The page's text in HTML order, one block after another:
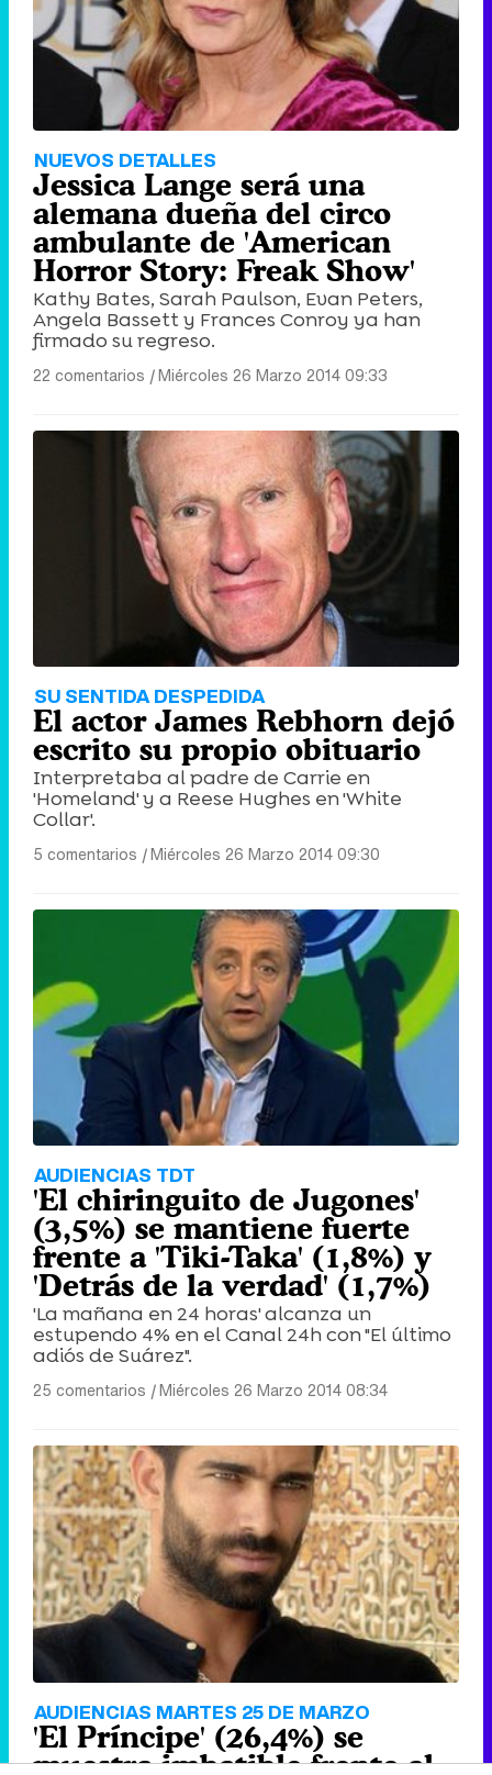
NUEVOS DETALLES
Jessica Lange será una
alemana dueña del circo
ambulante de 'American
Horror Story: Freak Show'
Kathy Bates, Sarah Paulson, Evan Peters,
Angela Bassett y Frances Conroy ya han
firmado su regreso.
22 comentarios |Miércoles 26 Marzo 2014 09:33
SU SENTIDA DESPEDIDA
El actor James Rebhorn dejó
escrito su propio obituario
Interpretaba al padre de Carrie en
'Homeland' y a Reese Hughes en 'White
Collar'.
5 comentarios |Miércoles 26 Marzo 2014 09:30
AUDIENCIAS TDT
'El chiringuito de Jugones'
(3,5%) se mantiene fuerte
frente a 'Tiki-Taka' (1,8%) y
'Detrás de la verdad' (1,7%)
'La mañana en 24 horas' alcanza un
estupendo 4% en el Canal 24h con "El último
adiós de Suárez".
25 comentarios |Miércoles 26 Marzo 2014 08:34
AUDIENCIAS MARTES 25 DE MARZO
'El Príncipe' (26,4%) se
muestra imbatible frente al